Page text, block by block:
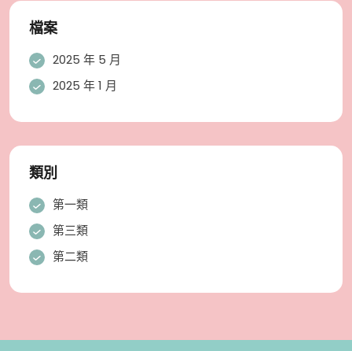
檔案
2025 年 5 月
2025 年 1 月
類別
第一類
第三類
第二類